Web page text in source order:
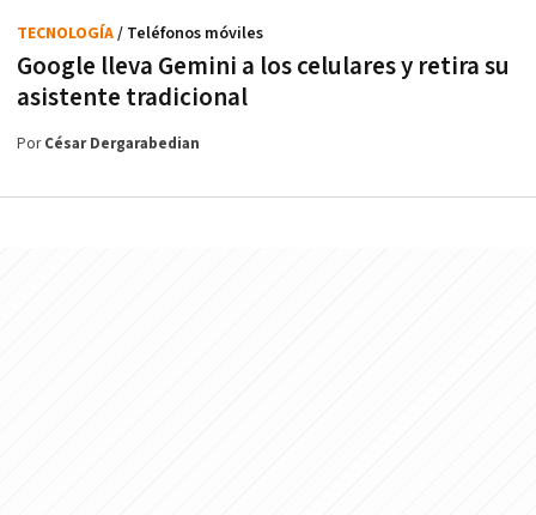
Google lleva Gemini a los celulares y retira su
asistente tradicional
TECNOLOGÍA/ Teléfonos móviles
PorCésar Dergarabedian